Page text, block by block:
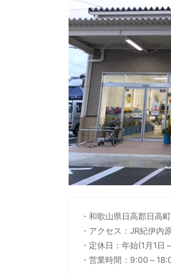
・和歌山県日高郡日高
・アクセス：JR紀伊内
・定休日：年始(1月1日
・営業時間：9:00～